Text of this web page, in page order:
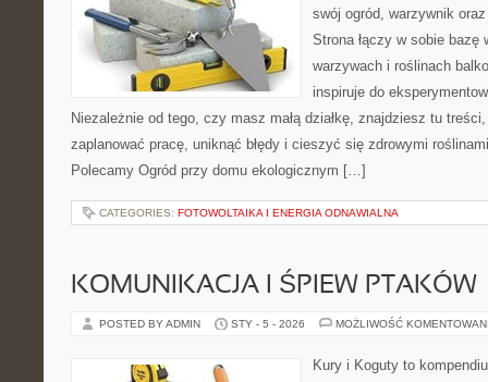
swój ogród, warzywnik
Strona łączy w sobie bazę
warzywach i roślinach
inspiruje do
Niezależnie od tego, czy masz małą działkę, znajdziesz tu
zaplanować pracę, uniknąć błędy i cieszyć się zdrowymi
Polecamy Ogród przy domu ekologicznym […]
CATEGORIES: FOTOWOLTAIKA I ENERGIA ODNAWIALNA
KOMUNIKACJA I ŚPIEW PTAKÓW
POSTED BY ADMIN STY - 5 - 2026 MOŻLIWOŚĆ
Kury i Koguty to